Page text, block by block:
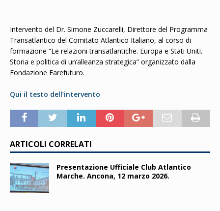
Intervento del Dr. Simone Zuccarelli, Direttore del Programma
Transatlantico del Comitato Atlantico Italiano, al corso di
formazione “Le relazioni transatlantiche. Europa e Stati Uniti.
Storia e politica di un’alleanza strategica” organizzato dalla
Fondazione Farefuturo.
Qui il testo dell’intervento
ARTICOLI CORRELATI
Presentazione Ufficiale Club Atlantico
Marche. Ancona, 12 marzo 2026.